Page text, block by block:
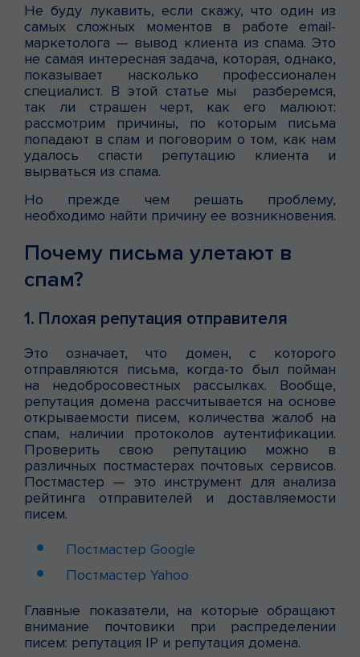
Не буду лукавить, если скажу, что один из
самых сложных моментов в работе email-
маркетолога — вывод клиента из спама. Это
не самая интересная задача, которая, однако,
показывает насколько профессионален
специалист. В этой статье мы разберемся,
так ли страшен черт, как его малюют:
рассмотрим причины, по которым письма
попадают в спам и поговорим о том, как нам
удалось спасти репутацию клиента и
вырваться из спама.
Но прежде чем решать проблему,
необходимо найти причину ее возникновения.
Почему письма улетают в
спам?
1. Плохая репутация отправителя
Это означает, что домен, с которого
отправляются письма, когда-то был пойман
на недобросовестных рассылках. Вообще,
репутация домена рассчитывается на основе
открываемости писем, количества жалоб на
спам, наличии протоколов аутентификации.
Проверить свою репутацию можно в
различных постмастерах почтовых сервисов.
Постмастер — это инструмент для анализа
рейтинга отправителей и доставляемости
писем.
Постмастер Google
Постмастер Yahoo
Главные показатели, на которые обращают
внимание почтовики при распределении
писем: репутация IP и репутация домена.